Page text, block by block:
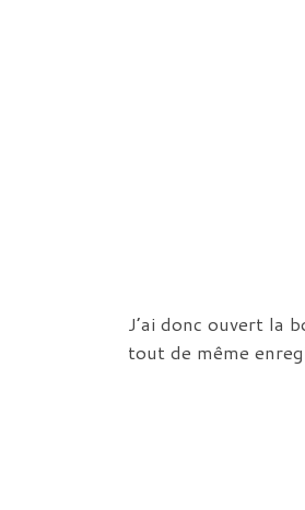
J’ai donc ouvert la
tout de même